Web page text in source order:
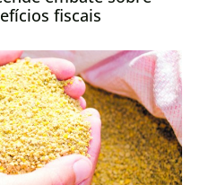
fiscais